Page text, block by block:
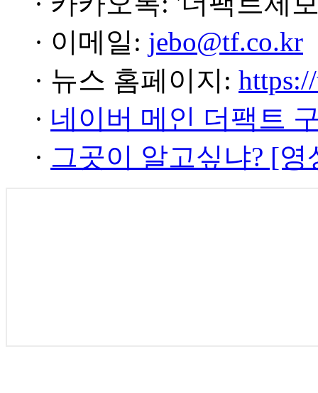
· 이메일: jebo@tf.co.kr
· 뉴스 홈페이지:
· 네이버 메인 더팩트
· 그곳이 알고싶냐? [